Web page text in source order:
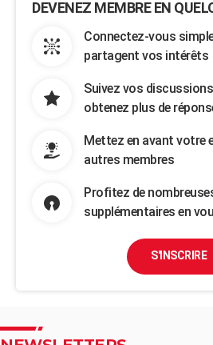
DEVENEZ MEMBRE EN
Connectez-vous
partagent vos intérêts
Suivez vos
obtenez plus de
Mettez en avant votre
autres membres
Profitez de
supplémentaires en
S'INSCRIRE